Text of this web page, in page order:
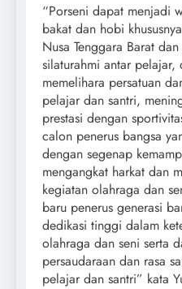
“Porseni dapat menjadi
bakat dan hobi
Nusa Tenggara Barat
silaturahmi antar pelajar,
memelihara persatuan
pelajar dan santri,
prestasi dengan
calon penerus bangsa
dengan segenap
mengangkat harkat dan
kegiatan olahraga dan
baru penerus generasi
dedikasi tinggi dalam
olahraga dan seni serta
persaudaraan dan rasa
pelajar dan santri” kata